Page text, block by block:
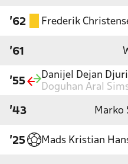
'62 Frederik
'61
'55
Danijel Dejan
Doguhan Aral
'43 Marko
'25 Mads Kristian